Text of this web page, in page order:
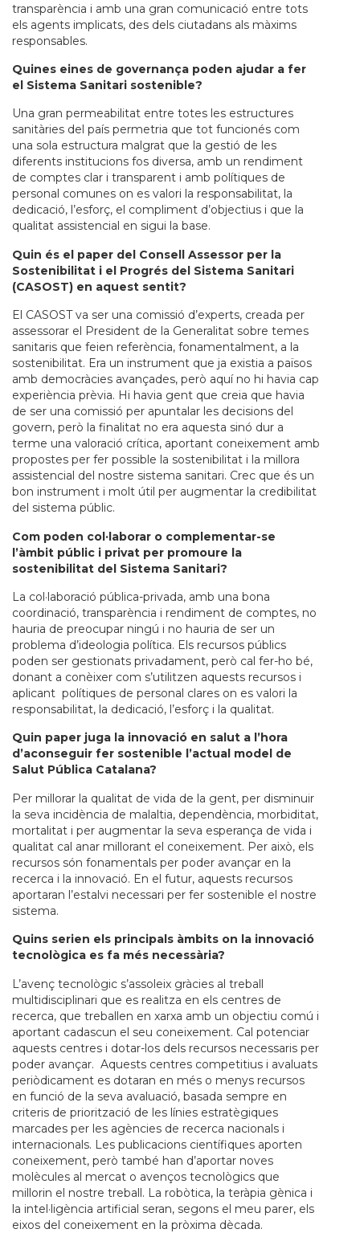
transparència i amb una gran comunicació entre tots
els agents implicats, des dels ciutadans als màxims
responsables.
Quines eines de governança poden ajudar a fer
el Sistema Sanitari sostenible?
Una gran permeabilitat entre totes les estructures
sanitàries del país permetria que tot funcionés com
una sola estructura malgrat que la gestió de les
diferents institucions fos diversa, amb un rendiment
de comptes clar i transparent i amb polítiques de
personal comunes on es valori la responsabilitat, la
dedicació, l’esforç, el compliment d’objectius i que la
qualitat assistencial en sigui la base.
Quin és el paper del Consell Assessor per la
Sostenibilitat i el Progrés del Sistema Sanitari
(CASOST) en aquest sentit?
El CASOST va ser una comissió d’experts, creada per
assessorar el President de la Generalitat sobre temes
sanitaris que feien referència, fonamentalment, a la
sostenibilitat. Era un instrument que ja existia a països
amb democràcies avançades, però aquí no hi havia cap
experiència prèvia. Hi havia gent que creia que havia
de ser una comissió per apuntalar les decisions del
govern, però la finalitat no era aquesta sinó dur a
terme una valoració crítica, aportant coneixement amb
propostes per fer possible la sostenibilitat i la millora
assistencial del nostre sistema sanitari. Crec que és un
bon instrument i molt útil per augmentar la credibilitat
del sistema públic.
Com poden col·laborar o complementar-se
l’àmbit públic i privat per promoure la
sostenibilitat del Sistema Sanitari?
La col·laboració pública-privada, amb una bona
coordinació, transparència i rendiment de comptes, no
hauria de preocupar ningú i no hauria de ser un
problema d’ideologia política. Els recursos públics
poden ser gestionats privadament, però cal fer-ho bé,
donant a conèixer com s’utilitzen aquests recursos i
aplicant polítiques de personal clares on es valori la
responsabilitat, la dedicació, l’esforç i la qualitat.
Quin paper juga la innovació en salut a l’hora
d’aconseguir fer sostenible l’actual model de
Salut Pública Catalana?
Per millorar la qualitat de vida de la gent, per disminuir
la seva incidència de malaltia, dependència, morbiditat,
mortalitat i per augmentar la seva esperança de vida i
qualitat cal anar millorant el coneixement. Per això, els
recursos són fonamentals per poder avançar en la
recerca i la innovació. En el futur, aquests recursos
aportaran l’estalvi necessari per fer sostenible el nostre
sistema.
Quins serien els principals àmbits on la innovació
tecnològica es fa més necessària?
L’avenç tecnològic s’assoleix gràcies al treball
multidisciplinari que es realitza en els centres de
recerca, que treballen en xarxa amb un objectiu comú i
aportant cadascun el seu coneixement. Cal potenciar
aquests centres i dotar-los dels recursos necessaris per
poder avançar. Aquests centres competitius i avaluats
periòdicament es dotaran en més o menys recursos
en funció de la seva avaluació, basada sempre en
criteris de priorització de les línies estratègiques
marcades per les agències de recerca nacionals i
internacionals. Les publicacions científiques aporten
coneixement, però també han d’aportar noves
molècules al mercat o avenços tecnològics que
millorin el nostre treball. La robòtica, la teràpia gènica i
la intel·ligència artificial seran, segons el meu parer, els
eixos del coneixement en la pròxima dècada.